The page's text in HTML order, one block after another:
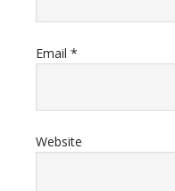
Email *
Website